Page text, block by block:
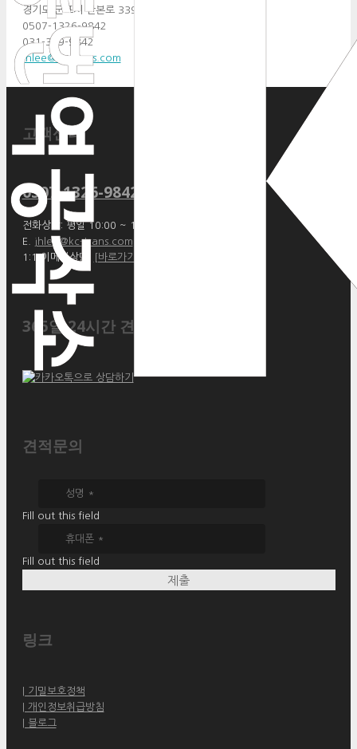
경기도 군포시 산본로 339 #910
0507-1326-9842
031-369-9842
jhlee@kc-trans.com
고객센터
0507-1326-9842
전화상담: 평일 10:00 ~ 17:00
E.
jhlee@kc-trans.com
1:1 이메일상담:
[바로가기]
365일 24시간 견적상담
견적문의
Fill out this field
Fill out this field
제출
링크
| 기밀보호정책
| 개인정보취급방침
| 블로그